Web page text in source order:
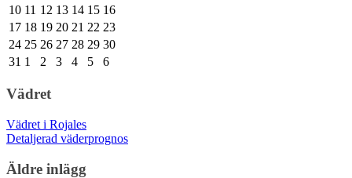
10 11 12 13 14 15 16
17 18 19 20 21 22 23
24 25 26 27 28 29 30
31 1 2 3 4 5 6
Vädret
Vädret i Rojales
Detaljerad väderprognos
Äldre inlägg